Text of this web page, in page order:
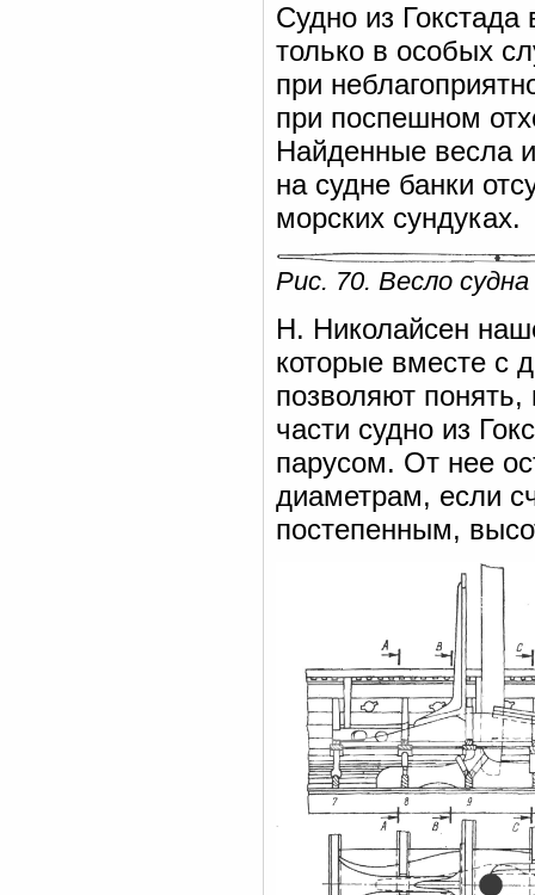
Судно из
только в особых
при
при поспешном
Найденные весла
на судне банки
морских сундуках.
Рис. 70. Весло
Н. Николайсен
которые вместе с
позволяют
части судно из
парусом. От нее
диаметрам, если
постепенным,